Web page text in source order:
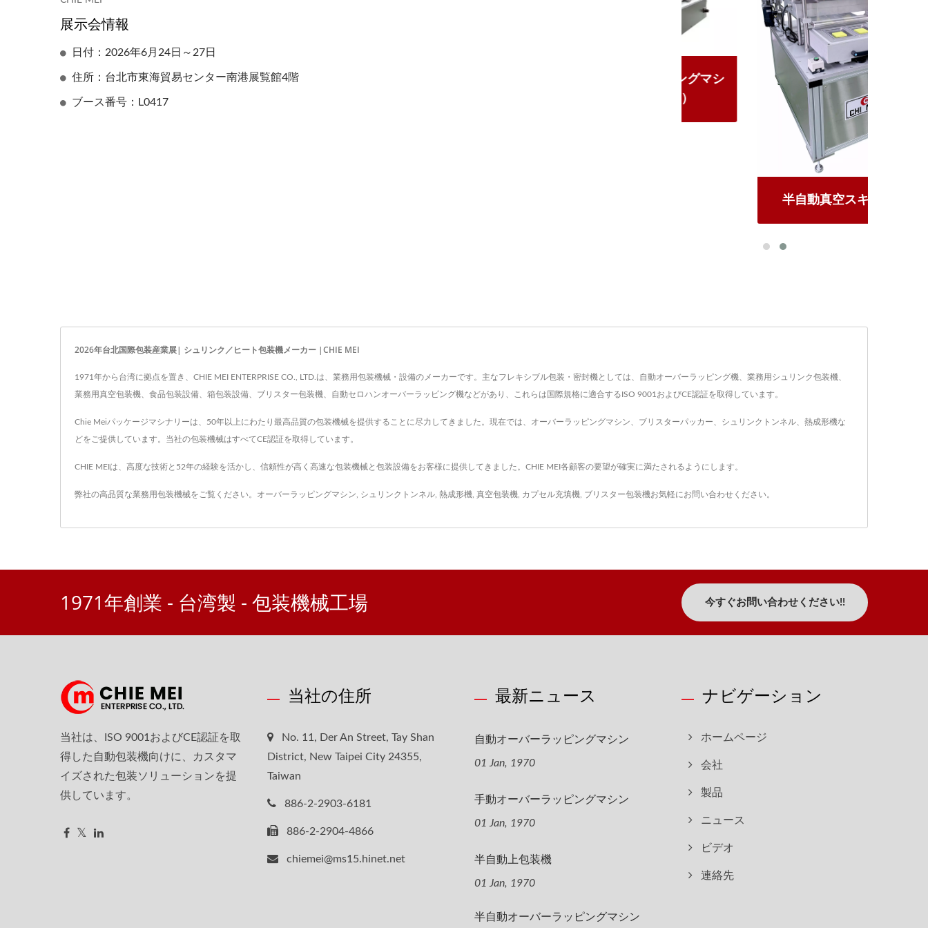
展示会情報
日付：2026年6月24日～27日
住所：台北市東海貿易センター南港展覧館4階
ブース番号：L0417
手動オーバーラッピングマシ
ン（テーブル型）
半自動真空スキン包装機
2026年台北国際包装産業展| シュリンク／ヒート包装機メーカー |CHIE MEI
1971年から台湾に拠点を置き、CHIE MEI ENTERPRISE CO., LTD.は、業務用包装機械・設備のメーカーです。主なフレキシブル包装・密封機としては、自動オーバーラッピング機、業務用シュリンク包装機、
業務用真空包装機、食品包装設備、箱包装設備、ブリスター包装機、自動セロハンオーバーラッピング機などがあり、これらは国際規格に適合するISO 9001およびCE認証を取得しています。
Chie Meiパッケージマシナリーは、50年以上にわたり最高品質の包装機械を提供することに尽力してきました。現在では、オーバーラッピングマシン、ブリスターパッカー、シュリンクトンネル、熱成形機な
どをご提供しています。当社の包装機械はすべてCE認証を取得しています。
CHIE MEIは、高度な技術と52年の経験を活かし、信頼性が高く高速な包装機械と包装設備をお客様に提供してきました。CHIE MEI各顧客の要望が確実に満たされるようにします。
弊社の高品質な業務用包装機械をご覧ください。 オーバーラッピングマシン シュリンクトンネル 熱成形機 真空包装機 カプセル充填機 ブリスター包装機お気軽にお問い合わせください。
1971年創業 - 台湾製 - 包装機械工場 今すぐお問い合わせください!!
当社は、ISO 9001およびCE認証を取
得した自動包装機向けに、カスタマ
イズされた包装ソリューションを提
供しています。
当社の住所
No. 11, Der An Street, Tay Shan
District, New Taipei City 24355,
Taiwan
886-2-2903-6181
886-2-2904-4866
chiemei@ms15.hinet.net
最新ニュース
自動オーバーラッピングマシン
01 Jan, 1970
手動オーバーラッピングマシン
01 Jan, 1970
半自動上包装機
01 Jan, 1970
半自動オーバーラッピングマシン
ナビゲーション
ホームページ
会社
製品
ニュース
ビデオ
連絡先